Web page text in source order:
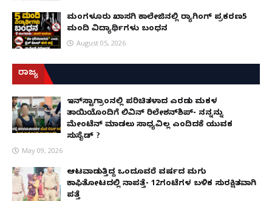
ಮಂಗಳೂರು ಖಾಸಗಿ ಕಾಲೇಜಿನಲ್ಲಿ ರ‌್ಯಾಗಿಂಗ್ ಪ್ರಕರಣ5
ಮಂದಿ ವಿದ್ಯಾರ್ಥಿಗಳು ಬಂಧನ
August 05, 2026
ರಾಜ್ಯ
ಇನ್​ಸ್ಟಾಗ್ರಾಂನಲ್ಲಿ ಪರಿಚಿತಳಾದ ಎರಡು ಮಕ್ಕಳ
ತಾಯಿಯೊಂದಿಗೆ ಲಿವಿನ್ ರಿಲೇಶನ್​ಶಿಪ್- ನನ್ನನ್ನು
ಮೇಂಟೆನ್ ಮಾಡಲು ಸಾಧ್ಯವಿಲ್ಲ ಎಂದಿದಕ್ಕೆ ಯುವಕ
ಸುಸೈಡ್ ?
May 09, 2026
ಆಟವಾಡುತ್ತಿದ್ದ ಒಂದೂವರೆ ವರ್ಷದ ಮಗು
ಕಾಫಿತೋಟದಲ್ಲಿ ನಾಪತ್ತೆ- 12ಗಂಟೆಗಳ ಬಳಿಕ ಸುರಕ್ಷಿತವಾಗಿ
ಪತ್ತೆ